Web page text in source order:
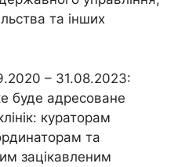
та інших
– 31.08.2023:
буде адресоване
кураторам
та
зацікавленим